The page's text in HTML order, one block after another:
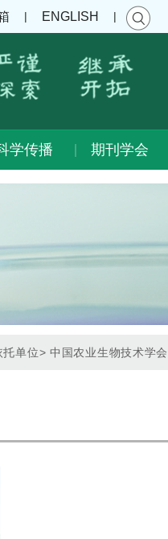
| ENGLISH |
学传播 期刊学会
托单位> 中国农业生物技术学会